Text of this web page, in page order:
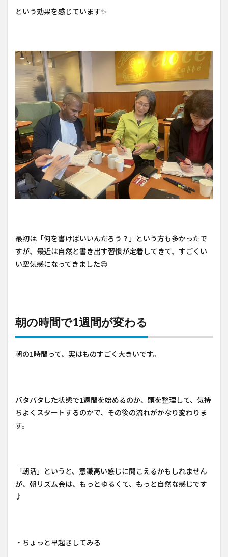
という効果を感じています✨
最初は「何を書けばいいんだろう？」という方も多かったで
すが、最近は自然と書き出す習慣が定着してきて、すごくい
い空気感になってきました😊
朝の時間で1週間が変わる
朝の1時間って、実はものすごく大きいです。
バタバタした状態で1週間を始めるのか、頭を整理して、気持
ちよくスタートするのかで、その後の流れがかなり変わりま
す。
「朝活」というと、意識高い感じに聞こえるかもしれません
が、朝リズム会は、もっとゆるくて、もっと自然な感じです
♪
・ちょっと早起きしてみる